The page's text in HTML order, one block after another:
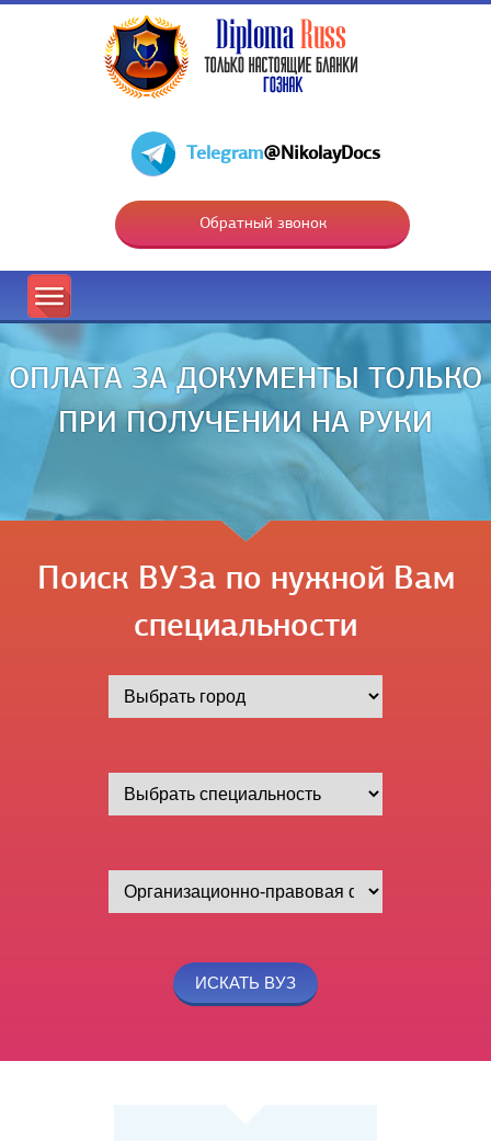
Telegram@NikolayDocs
Обратный звонок
ОПЛАТА ЗА ДОКУМЕНТЫ ТОЛЬКО
ПРИ ПОЛУЧЕНИИ НА РУКИ
Поиск ВУЗа по нужной Вам
специальности